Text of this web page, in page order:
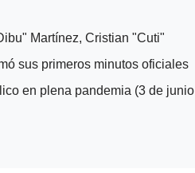
Martínez, Cristian "Cuti"
sus primeros minutos oficiales
en plena pandemia (3 de junio